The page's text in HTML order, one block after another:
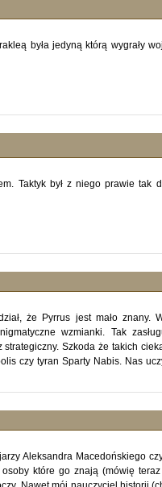
była jedyną którą wygrały
Taktyk był z niego prawie
że Pyrrus jest mało znany.
wzmianki. Tak
Szkoda że takich
czy tyran Sparty Nabis. Nas
Aleksandra Macedońskiego
które go znają (mówię